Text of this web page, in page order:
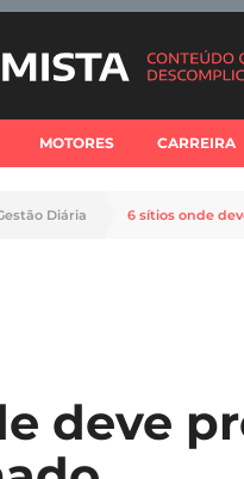
MOTORES CARREIRA
Diária 6 sítios onde
deve